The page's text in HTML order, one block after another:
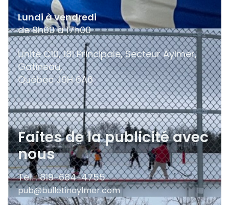
Lundi à vendredi
de 9h00 à 17h00
Unité C10, 181 Principale, Secteur Aylmer,
Gatineau,
QuébecJ9H 6A6
Faites de la publicité avec
nous
Tel. : 819-684-4755
pub@bulletinaylmer.com